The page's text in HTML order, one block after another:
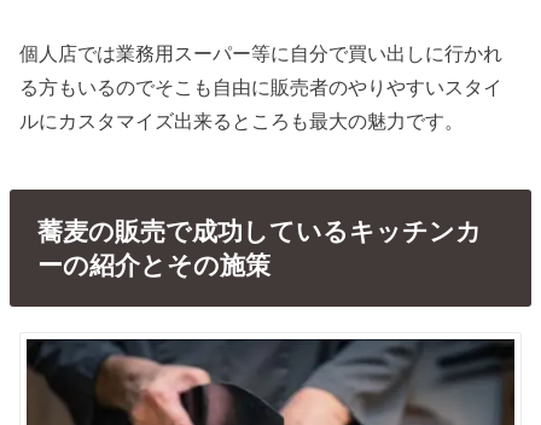
個人店では業務用スーパー等に自分で買い出しに行かれ
る方もいるのでそこも自由に販売者のやりやすいスタイ
ルにカスタマイズ出来るところも最大の魅力です。
蕎麦の販売で成功しているキッチンカ
ーの紹介とその施策